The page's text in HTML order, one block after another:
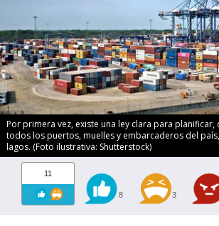
Por primera vez, existe una ley clara para
todos los puertos, muelles y embarcaderos del
lagos. (Foto ilustrativa: Shutterstock)
11
8 3